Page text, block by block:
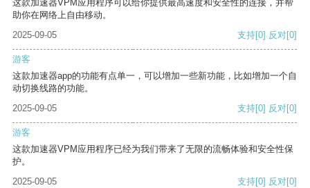
这款加速器VPM应用程序可以给你提供最高速度和安全性的连接，并帮
助你在网络上自由移动。
2025-09-05
支持[0] 反对[0]
游客
这款加速器app的功能有点单一，可以增加一些新功能，比如增加一个自
动切换线路的功能。
2025-09-05
支持[0] 反对[0]
游客
这款加速器VPM应用程序已经为我们带来了无限的流畅体验和安全性保
护。
2025-09-05
支持[0] 反对[0]